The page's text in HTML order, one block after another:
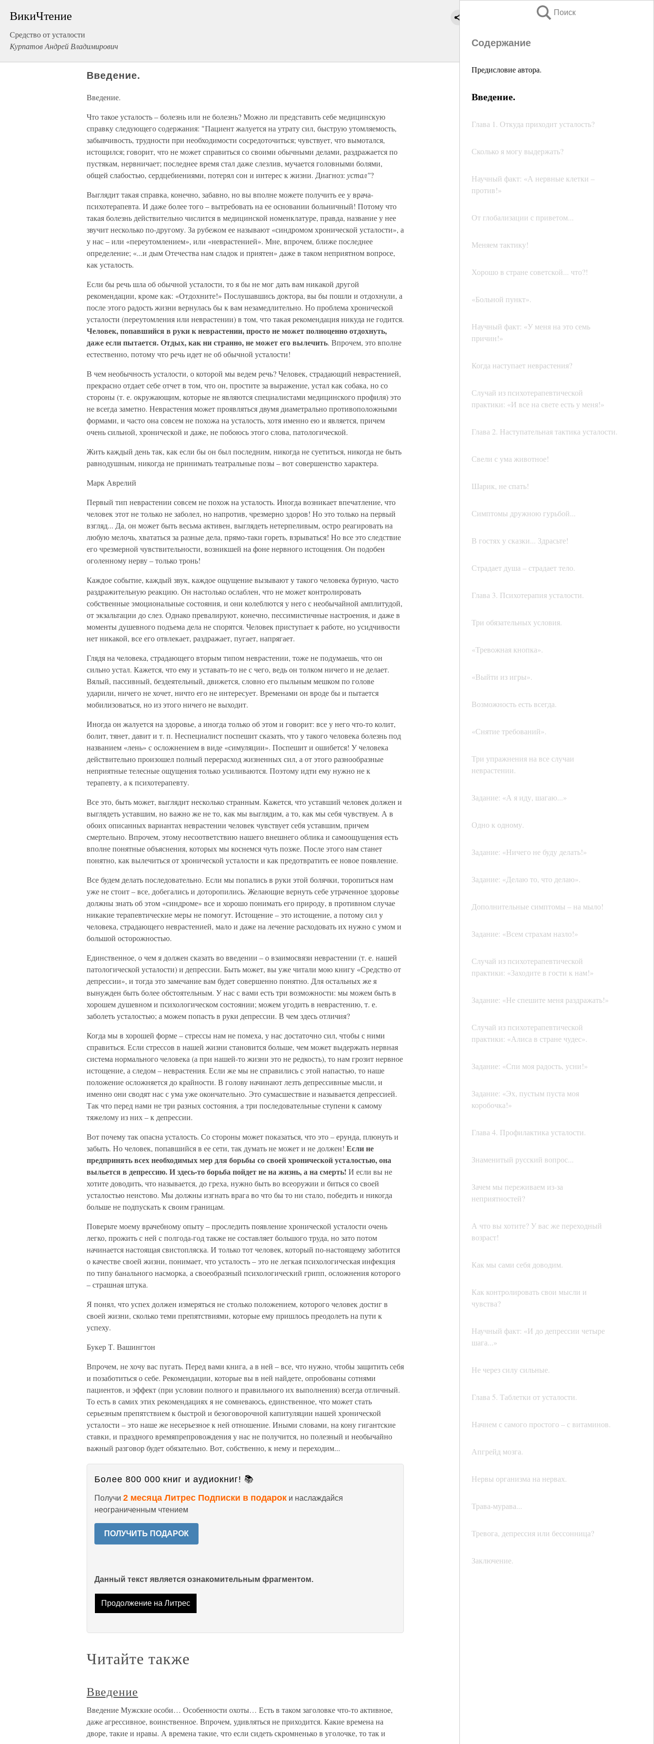
ВикиЧтение
Средство от усталости
Курпатов Андрей Владимирович
Поиск
Содержание
Предисловие автора.
Введение.
Глава 1. Откуда приходит усталость?
Сколько я могу выдержать?
Научный факт: «А нервные клетки –
против!»
От глобализации с приветом...
Меняем тактику!
Хорошо в стране советской... что?!
«Больной пункт».
Научный факт: «У меня на это семь
причин!»
Когда наступает неврастения?
Случай из психотерапевтической
практики: «И все на свете есть у меня!»
Глава 2. Наступательная тактика усталости.
Свели с ума животное!
Шарик, не спать!
Симптомы дружною гурьбой...
В гостях у сказки... Здрасьте!
Страдает душа – страдает тело.
Глава 3. Психотерапия усталости.
Три обязательных условия.
«Тревожная кнопка».
«Выйти из игры».
Возможность есть всегда.
«Снятие требований».
Три упражнения на все случаи
неврастении.
Задание: «А я иду, шагаю...»
Одно к одному.
Задание: «Ничего не буду делать!»
Задание: «Делаю то, что делаю».
Дополнительные симптомы – на мыло!
Задание: «Всем страхам назло!»
Случай из психотерапевтической
практики: «Заходите в гости к нам!»
Задание: «Не спешите меня раздражать!»
Случай из психотерапевтической
практики: «Алиса в стране чудес».
Задание: «Спи моя радость, усни!»
Задание: «Эх, пустым пуста моя
коробочка!»
Глава 4. Профилактика усталости.
Знаменитый русский вопрос...
Зачем мы переживаем из-за
неприятностей?
А что вы хотите? У вас же переходный
возраст!
Как мы сами себя доводим.
Как контролировать свои мысли и
чувства?
Научный факт: «И до депрессии четыре
шага...»
Не через силу сильные.
Глава 5. Таблетки от усталости.
Начнем с самого простого – с витаминов.
Апгрейд мозга.
Нервы организма на нервах.
Трава-мурава...
Тревога, депрессия или бессонница?
Заключение.
Введение.
Введение.
Что такое усталость – болезнь или не болезнь? Можно ли представить себе медицинскую
справку следующего содержания: "Пациент жалуется на утрату сил, быструю утомляемость,
забывчивость, трудности при необходимости сосредоточиться; чувствует, что вымотался,
истощился; говорит, что не может справиться со своими обычными делами, раздражается по
пустякам, нервничает; последнее время стал даже слезлив, мучается головными болями,
общей слабостью, сердцебиениями, потерял сон и интерес к жизни. Диагноз: устал"?
Выглядит такая справка, конечно, забавно, но вы вполне можете получить ее у врача-
психотерапевта. И даже более того – вытребовать на ее основании больничный! Потому что
такая болезнь действительно числится в медицинской номенклатуре, правда, название у нее
звучит несколько по-другому. За рубежом ее называют «синдромом хронической усталости», а
у нас – или «переутомлением», или «неврастенией». Мне, впрочем, ближе последнее
определение; «...и дым Отечества нам сладок и приятен» даже в таком неприятном вопросе,
как усталость.
Если бы речь шла об обычной усталости, то я бы не мог дать вам никакой другой
рекомендации, кроме как: «Отдохните!» Послушавшись доктора, вы бы пошли и отдохнули, а
после этого радость жизни вернулась бы к вам незамедлительно. Но проблема хронической
усталости (переутомления или неврастении) в том, что такая рекомендация никуда не годится.
Человек, попавшийся в руки к неврастении, просто не может полноценно отдохнуть,
даже если пытается. Отдых, как ни странно, не может его вылечить. Впрочем, это вполне
естественно, потому что речь идет не об обычной усталости!
В чем необычность усталости, о которой мы ведем речь? Человек, страдающий неврастенией,
прекрасно отдает себе отчет в том, что он, простите за выражение, устал как собака, но со
стороны (т. е. окружающим, которые не являются специалистами медицинского профиля) это
не всегда заметно. Неврастения может проявляться двумя диаметрально противоположными
формами, и часто она совсем не похожа на усталость, хотя именно ею и является, причем
очень сильной, хронической и даже, не побоюсь этого слова, патологической.
Жить каждый день так, как если бы он был последним, никогда не суетиться, никогда не быть
равнодушным, никогда не принимать театральные позы – вот совершенство характера.
Марк Аврелий
Первый тип неврастении совсем не похож на усталость. Иногда возникает впечатление, что
человек этот не только не заболел, но напротив, чрезмерно здоров! Но это только на первый
взгляд... Да, он может быть весьма активен, выглядеть нетерпеливым, остро реагировать на
любую мелочь, хвататься за разные дела, прямо-таки гореть, взрываться! Но все это следствие
его чрезмерной чувствительности, возникшей на фоне нервного истощения. Он подобен
оголенному нерву – только тронь!
Каждое событие, каждый звук, каждое ощущение вызывают у такого человека бурную, часто
раздражительную реакцию. Он настолько ослаблен, что не может контролировать
собственные эмоциональные состояния, и они колеблются у него с необычайной амплитудой,
от экзальтации до слез. Однако превалируют, конечно, пессимистичные настроения, и даже в
моменты душевного подъема дела не спорятся. Человек приступает к работе, но усидчивости
нет никакой, все его отвлекает, раздражает, пугает, напрягает.
Глядя на человека, страдающего вторым типом неврастении, тоже не подумаешь, что он
сильно устал. Кажется, что ему и уставать-то не с чего, ведь он толком ничего и не делает.
Вялый, пассивный, бездеятельный, движется, словно его пыльным мешком по голове
ударили, ничего не хочет, ничто его не интересует. Временами он вроде бы и пытается
мобилизоваться, но из этого ничего не выходит.
Иногда он жалуется на здоровье, а иногда только об этом и говорит: все у него что-то колит,
болит, тянет, давит и т. п. Неспециалист поспешит сказать, что у такого человека болезнь под
названием «лень» с осложнением в виде «симуляции». Поспешит и ошибется! У человека
действительно произошел полный перерасход жизненных сил, а от этого разнообразные
неприятные телесные ощущения только усиливаются. Поэтому идти ему нужно не к
терапевту, а к психотерапевту.
Все это, быть может, выглядит несколько странным. Кажется, что уставший человек должен и
выглядеть уставшим, но важно же не то, как мы выглядим, а то, как мы себя чувствуем. А в
обоих описанных вариантах неврастении человек чувствует себя уставшим, причем
смертельно. Впрочем, этому несоответствию нашего внешнего облика и самоощущения есть
вполне понятные объяснения, которых мы коснемся чуть позже. После этого нам станет
понятно, как вылечиться от хронической усталости и как предотвратить ее новое появление.
Все будем делать последовательно. Если мы попались в руки этой болячки, торопиться нам
уже не стоит – все, добегались и доторопились. Желающие вернуть себе утраченное здоровье
должны знать об этом «синдроме» все и хорошо понимать его природу, в противном случае
никакие терапевтические меры не помогут. Истощение – это истощение, а потому сил у
человека, страдающего неврастенией, мало и даже на лечение расходовать их нужно с умом и
большой осторожностью.
Единственное, о чем я должен сказать во введении – о взаимосвязи неврастении (т. е. нашей
патологической усталости) и депрессии. Быть может, вы уже читали мою книгу «Средство от
депрессии», и тогда это замечание вам будет совершенно понятно. Для остальных же я
вынужден быть более обстоятельным. У нас с вами есть три возможности: мы можем быть в
хорошем душевном и психологическом состоянии; можем угодить в неврастению, т. е.
заболеть усталостью; а можем попасть в руки депрессии. В чем здесь отличия?
Когда мы в хорошей форме – стрессы нам не помеха, у нас достаточно сил, чтобы с ними
справиться. Если стрессов в нашей жизни становится больше, чем может выдержать нервная
система нормального человека (а при нашей-то жизни это не редкость), то нам грозит нервное
истощение, а следом – неврастения. Если же мы не справились с этой напастью, то наше
положение осложняется до крайности. В голову начинают лезть депрессивные мысли, и
именно они сводят нас с ума уже окончательно. Это сумасшествие и называется депрессией.
Так что перед нами не три разных состояния, а три последовательные ступени к самому
тяжелому из них – к депрессии.
Вот почему так опасна усталость. Со стороны может показаться, что это – ерунда, плюнуть и
забыть. Но человек, попавшийся в ее сети, так думать не может и не должен! Если не
предпринять всех необходимых мер для борьбы со своей хронической усталостью, она
выльется в депрессию. И здесь-то борьба пойдет не на жизнь, а на смерть! И если вы не
хотите доводить, что называется, до греха, нужно быть во всеоружии и биться со своей
усталостью неистово. Мы должны изгнать врага во что бы то ни стало, победить и никогда
больше не подпускать к своим границам.
Поверьте моему врачебному опыту – проследить появление хронической усталости очень
легко, прожить с ней с полгода-год также не составляет большого труда, но зато потом
начинается настоящая свистопляска. И только тот человек, который по-настоящему заботится
о качестве своей жизни, понимает, что усталость – это не легкая психологическая инфекция
по типу банального насморка, а своеобразный психологический грипп, осложнения которого
– страшная штука.
Я понял, что успех должен измеряться не столько положением, которого человек достиг в
своей жизни, сколько теми препятствиями, которые ему пришлось преодолеть на пути к
успеху.
Букер Т. Вашингтон
Впрочем, не хочу вас пугать. Перед вами книга, а в ней – все, что нужно, чтобы защитить себя
и позаботиться о себе. Рекомендации, которые вы в ней найдете, опробованы сотнями
пациентов, и эффект (при условии полного и правильного их выполнения) всегда отличный.
То есть в самих этих рекомендациях я не сомневаюсь, единственное, что может стать
серьезным препятствием к быстрой и безоговорочной капитуляции нашей хронической
усталости – это наше же несерьезное к ней отношение. Иными словами, на кону гигантские
ставки, и праздного времяпрепровождения у нас не получится, но полезный и необычайно
важный разговор будет обязательно. Вот, собственно, к нему и переходим...
Более 800 000 книг и аудиокниг! 📚
Получи 2 месяца Литрес Подписки в подарок и наслаждайся
неограниченным чтением
ПОЛУЧИТЬ ПОДАРОК
Данный текст является ознакомительным фрагментом.
Продолжение на Литрес
Читайте также
Введение
Введение Мужские особи… Особенности охоты… Есть в таком заголовке что-то активное,
даже агрессивное, воинственное. Впрочем, удивляться не приходится. Какие времена на
дворе, такие и нравы. А времена такие, что если сидеть скромненько в уголочке, то так и